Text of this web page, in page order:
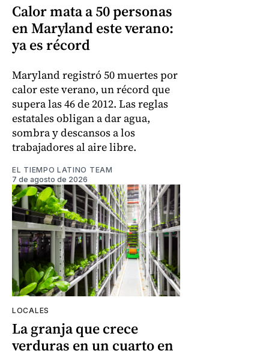
Calor mata a 50 personas
en Maryland este verano:
ya es récord
Maryland registró 50 muertes por
calor este verano, un récord que
supera las 46 de 2012. Las reglas
estatales obligan a dar agua,
sombra y descansos a los
trabajadores al aire libre.
EL TIEMPO LATINO TEAM
7 de agosto de 2026
LOCALES
La granja que crece
verduras en un cuarto en